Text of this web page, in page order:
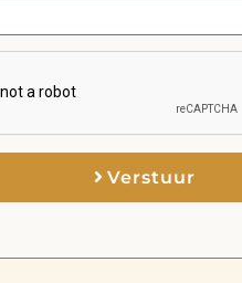
Verstuur